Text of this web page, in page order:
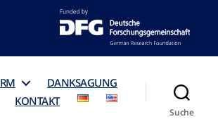
DANKSAGUNG
KONTAKT
Suche